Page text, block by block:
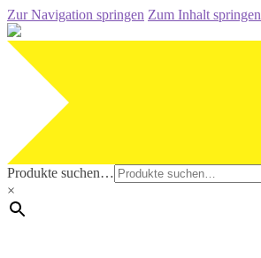
Zur Navigation springen Zum Inhalt springen
Produkte suchen…
×